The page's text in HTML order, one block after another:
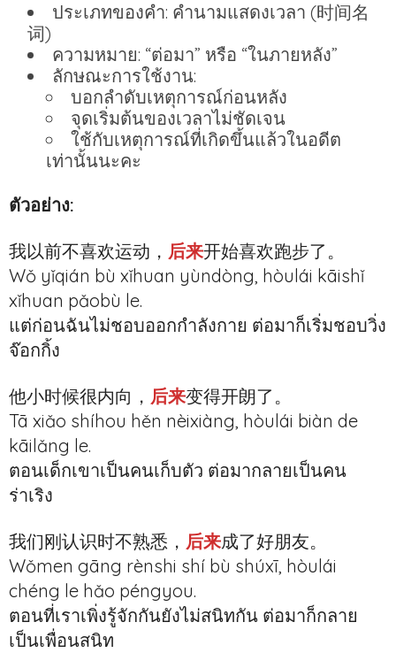
ประเภทของคำ: คำนามแสดงเวลา (时间名
词)
ความหมาย: “ต่อมา” หรือ “ในภายหลัง”
ลักษณะการใช้งาน:
บอกลำดับเหตุการณ์ก่อนหลัง
จุดเริ่มต้นของเวลาไม่ชัดเจน
ใช้กับเหตุการณ์ที่เกิดขึ้นแล้วในอดีต
เท่านั้นนะคะ
ตัวอย่าง:
我以前不喜欢运动， 后来开始喜欢跑步了。
Wǒ yǐqián bù xǐhuan yùndòng, hòulái kāishǐ
xǐhuan pǎobù le.
แต่ก่อนฉันไม่ชอบออกกำลังกาย ต่อมาก็เริ่มชอบวิ่ง
จ๊อกกิ้ง
他小时候很内向， 后来变得开朗了。
Tā xiǎo shíhou hěn nèixiàng, hòulái biàn de
kāilǎng le.
ตอนเด็กเขาเป็นคนเก็บตัว ต่อมากลายเป็นคน
ร่าเริง
我们刚认识时不熟悉， 后来成了好朋友。
Wǒmen gāng rènshi shí bù shúxī, hòulái
chéng le hǎo péngyou.
ตอนที่เราเพิ่งรู้จักกันยังไม่สนิทกัน ต่อมาก็กลาย
เป็นเพื่อนสนิท